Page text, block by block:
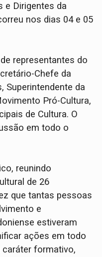
e Dirigentes da
nos dias 04 e 05
representantes do
Chefe da
Superintendente da
Pró-Cultura,
de Cultura. O
em todo o
reunindo
de 26
que tantas pessoas
e
estiveram
ações em todo
formativo,